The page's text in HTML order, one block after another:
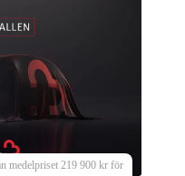
medelpriset 219 900 kr för